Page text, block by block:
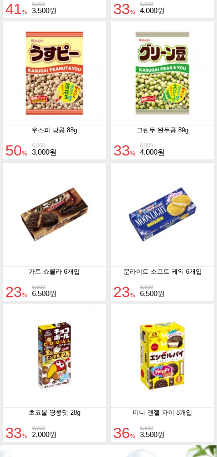
6,000
41% 3,500원
6,000
33% 4,000원
우스피 땅콩 88g
6,000
50% 3,000원
그린두 완두콩 89g
6,000
33% 4,000원
가토 쇼콜라 6개입
8,500
23% 6,500원
문라이트 소프트 케익 6개입
8,500
23% 6,500원
초코볼 땅콩맛 28g
3,000
33% 2,000원
미니 엔젤 파이 8개입
5,500
36% 3,500원